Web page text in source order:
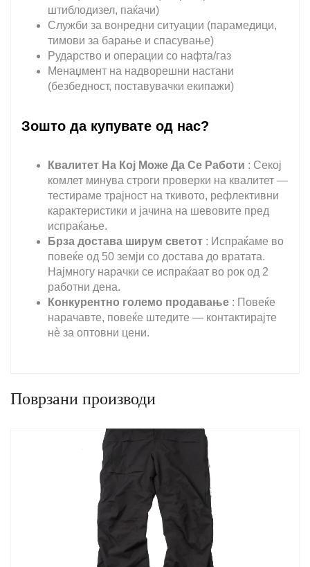
штиблодизел, паќачи)
Служби за вонредни ситуации (парамедици,
тимови за барање и спасување)
Рударство и операции со нафта/газ
Менаџмент на надворешни настани
(безбедност, поставувачки екипажи)
Зошто да купувате од нас?
Квалитет На Кој Може Да Се Работи : Секој
комлет минува строги проверки на квалитет —
тестираме трајност на ткивото, рефлективни
карактеристики и јачина на шевовите пред
испраќање.
Брза достава ширум светот : Испраќаме во
повеќе од 50 земји со достава до вратата.
Најмногу нарачки се испраќаат во рок од 2
работни дена.
Конкурентно големо продавање : Повеќе
нарачавте, повеќе штедите — контактирајте
нè за оптовни цени.
Поврзани производи